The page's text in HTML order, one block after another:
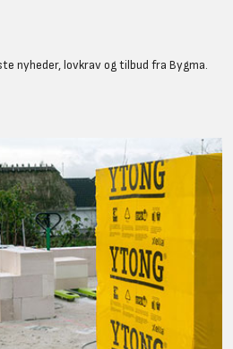
nyheder, lovkrav og tilbud fra Bygma.